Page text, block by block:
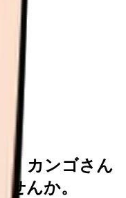
、カンゴさん
んか。